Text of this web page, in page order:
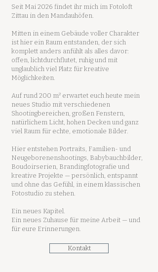
Seit Mai 2026 findet ihr mich im Fotoloft
Zittau in den Mandauhöfen.
Mitten in einem Gebäude voller Charakter
ist hier ein Raum entstanden, der sich
komplett anders anfühlt als alles davor:
offen, lichtdurchflutet, ruhig und mit
unglaublich viel Platz für kreative
Möglichkeiten.
Auf rund 200 m² erwartet euch heute mein
neues Studio mit verschiedenen
Shootingbereichen, großen Fenstern,
natürlichem Licht, hohen Decken und ganz
viel Raum für echte, emotionale Bilder.
Hier entstehen Portraits, Familien- und
Neugeborenenshootings, Babybauchbilder,
Boudoirserien, Brandingfotografie und
kreative Projekte — persönlich, entspannt
und ohne das Gefühl, in einem klassischen
Fotostudio zu stehen.
Ein neues Kapitel.
Ein neues Zuhause für meine Arbeit — und
für eure Erinnerungen.
Kontakt